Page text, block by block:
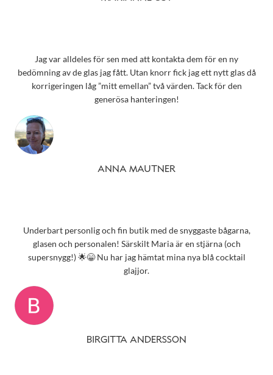
Jag var alldeles för sen med att kontakta dem för en ny
bedömning av de glas jag fått. Utan knorr fick jag ett nytt glas då
korrigeringen låg ”mitt emellan” två värden. Tack för den
generösa hanteringen!
ANNA MAUTNER
Underbart personlig och fin butik med de snyggaste bågarna,
glasen och personalen! Särskilt Maria är en stjärna (och
supersnygg!) 🌟😁 Nu har jag hämtat mina nya blå cocktail
glajjor.
BIRGITTA ANDERSSON